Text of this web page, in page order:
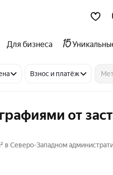
Для бизнеса
Взнос и платёж
от
Северо-Западном